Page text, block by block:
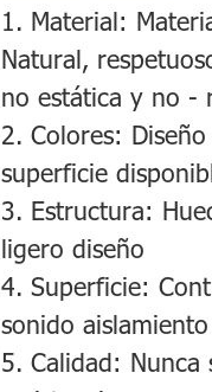
1. Material:
Natural,
no estática y no -
2. Colores:
superficie
3. Estructura:
ligero diseño
4. Superficie:
sonido aislamiento
5. Calidad: